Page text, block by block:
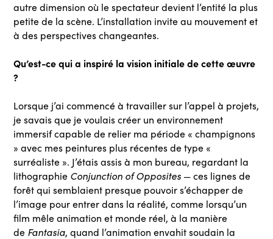
autre dimension où le spectateur devient l’entité la plus
petite de la scène. L’installation invite au mouvement et
à des perspectives changeantes.
Qu’est-ce qui a inspiré la vision initiale de cette œuvre
?
Lorsque j’ai commencé à travailler sur l’appel à projets,
je savais que je voulais créer un environnement
immersif capable de relier ma période « champignons
» avec mes peintures plus récentes de type «
surréaliste ». J’étais assis à mon bureau, regardant la
lithographie Conjunction of Opposites — ces lignes de
forêt qui semblaient presque pouvoir s’échapper de
l’image pour entrer dans la réalité, comme lorsqu’un
film mêle animation et monde réel, à la manière
de Fantasia, quand l’animation envahit soudain la